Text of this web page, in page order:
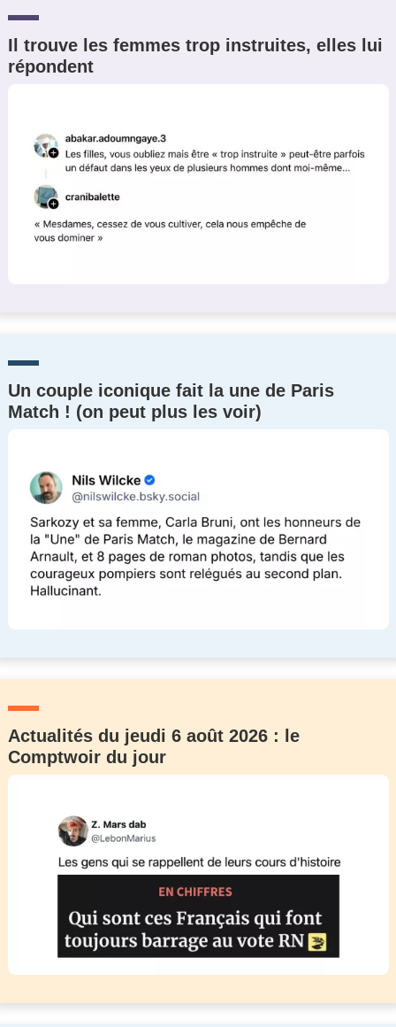
Il trouve les femmes trop instruites, elles lui
répondent
Un couple iconique fait la une de Paris
Match ! (on peut plus les voir)
Actualités du jeudi 6 août 2026 : le
Comptwoir du jour